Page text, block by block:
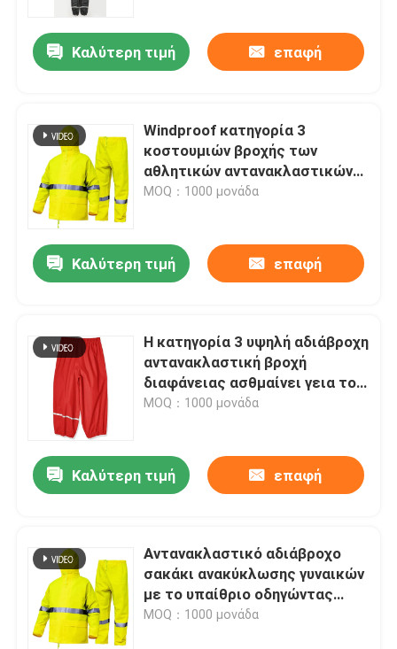
Προϊόντα
Σχετικά με εμάς
Καλύτερη τιμή επαφή
Windproof κατηγορία 3
κοστουμιών βροχής των
αθλητικών αντανακλαστικών
βροχής σακακιών ατόμων
MOQ：1000 μονάδα
Καλύτερη τιμή επαφή
Η κατηγορία 3 υψηλή αδιάβροχη
αντανακλαστική βροχή
διαφάνειας ασθμαίνει γεια το
παιχνίδι κοριτσιών αγοριών
MOQ：1000 μονάδα
Καλύτερη τιμή επαφή
Αντανακλαστικό αδιάβροχο
σακάκι ανακύκλωσης γυναικών
με το υπαίθριο οδηγώντας
διασπασμένο υψηλό κοστούμι
MOQ：1000 μονάδα